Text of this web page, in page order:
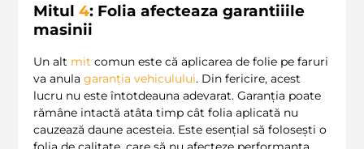
Mitul 4: Folia afecteaza garantiiile
masinii
Un alt mit comun este că aplicarea de folie pe faruri
va anula garanția vehiculului. Din fericire, acest
lucru nu este întotdeauna adevarat. Garanția poate
rămâne intactă atâta timp cât folia aplicată nu
cauzează daune acesteia. Este esențial să folosești o